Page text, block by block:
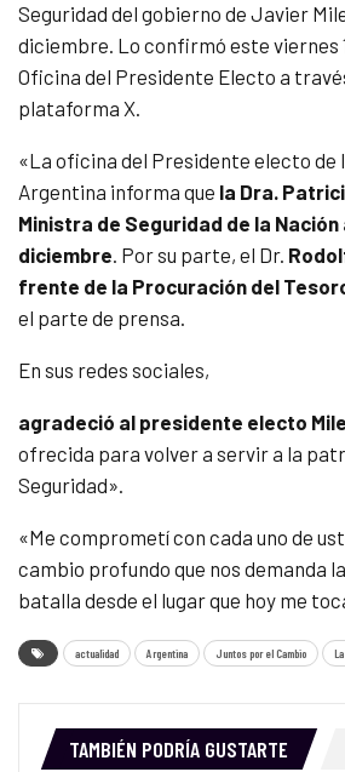
Seguridad del gobierno de Javier
diciembre. Lo confirmó este viernes
Oficina del Presidente Electo a
plataforma X.
«La oficina del Presidente electo de
Argentina informa que la Dra.
Ministra de Seguridad de la Nación
diciembre. Por su parte, el Dr.
frente de la Procuración del
el parte de prensa.
En sus redes sociales,
agradeció al presidente electo
ofrecida para volver a servir a la
Seguridad».
«Me comprometí con cada uno de
cambio profundo que nos demanda
batalla desde el lugar que hoy me
actualidad Argentina Juntos por el Cambio
TAMBIÉN PODRÍA GUSTARTE